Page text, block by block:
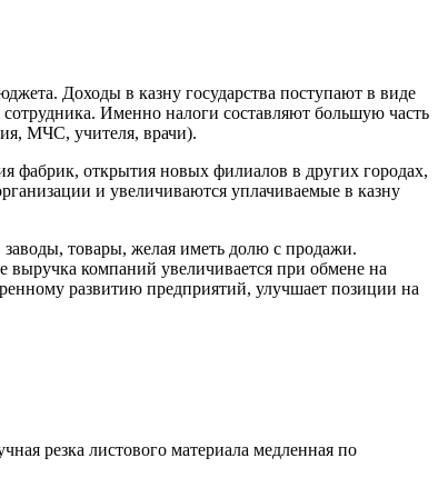
Доходы в казну государства поступают в виде
сотрудника. Именно налоги составляют большую часть
МЧС, учителя, врачи).
фабрик, открытия новых филиалов в других городах,
и увеличиваются уплачиваемые в казну
товары, желая иметь долю с продажи.
выручка компаний увеличивается при обмене на
развитию предприятий, улучшает позиции на
резка листового материала медленная по